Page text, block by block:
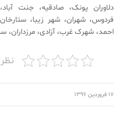
دلاوران پونک، صادقیه، جنت
فردوس، شهران، شهر زیبا،
احمد، شهرک غرب، آزادی، مرزداران،
۱۷ فروردین ۱۳۹۶